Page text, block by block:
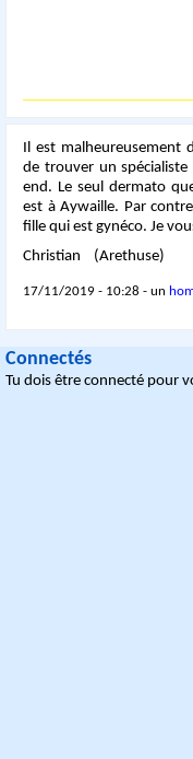
Il est malheureusement
de trouver un
end. Le seul dermato
est à Aywaille. Par
fille qui est gynéco. Je
Christian (Arethuse)
17/11/2019 - 10:28 - un
Connectés
Tu dois être connecté pour